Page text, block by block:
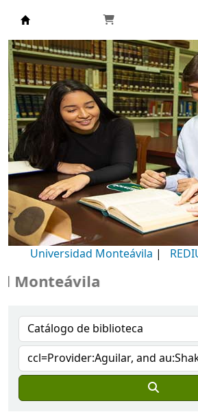
Biblioteca Universidad
Universidad Monteávila |